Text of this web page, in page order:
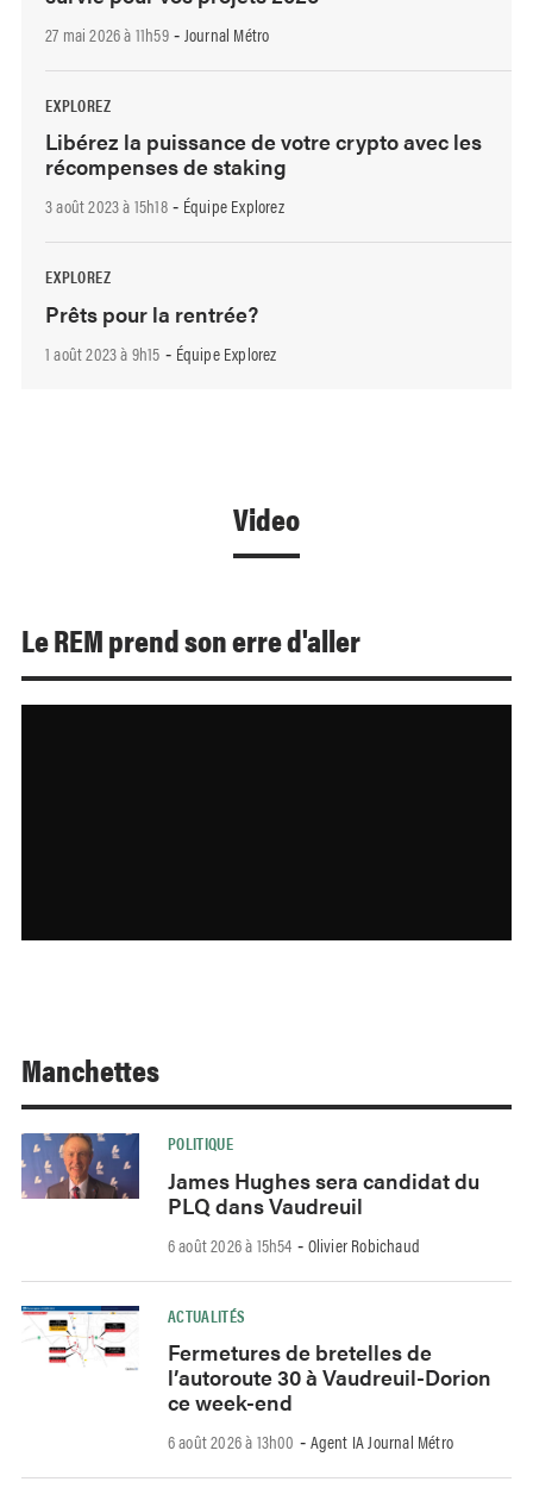
27 mai 2026 à 11h59- Journal Métro
EXPLOREZ
Libérez la puissance de votre crypto avec les
récompenses de staking
3 août 2023 à 15h18- Équipe Explorez
EXPLOREZ
Prêts pour la rentrée?
1 août 2023 à 9h15 - Équipe Explorez
Video
Le REM prend son erre d'aller
Manchettes
POLITIQUE
James Hughes sera candidat du
PLQ dans Vaudreuil
6 août 2026 à 15h54 - Olivier Robichaud
ACTUALITÉS
Fermetures de bretelles de
l’autoroute 30 à Vaudreuil-Dorion
ce week-end
6 août 2026 à 13h00 - Agent IA Journal Métro